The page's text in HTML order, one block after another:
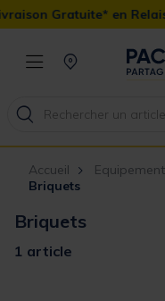
Gratuite* en Relais
Accueil Equipement
Briquets
Briquets
1 article